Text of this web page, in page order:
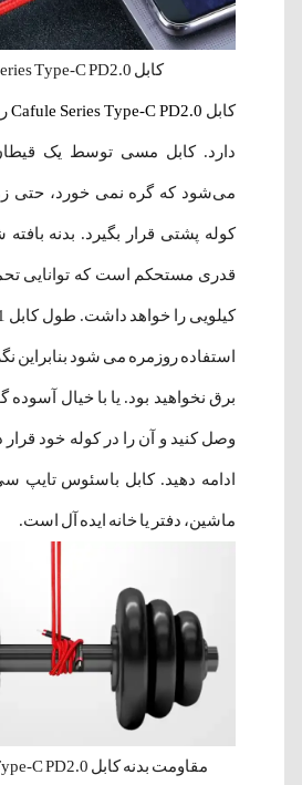
کابل Cafule Series Type-C PD2.0
کابل
دارد. کابل مسی توسط یک
می‌شود که گره نمی خورد، حتی
استفاده روزمره می شود بنابراین
برق نخواهید بود. یا با خیال آسوده
وصل کنید و آن را در کوله خود
ادامه دهید. کابل باسئوس تایپ
ماشین، دفتر یا خانه ایده آل است.
مقاومت بدنه کابل Cafule Series Type-C PD2.0